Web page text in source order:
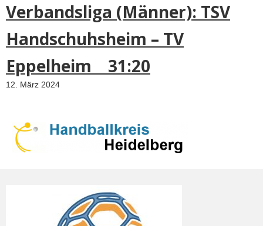
Verbandsliga (Männer): TSV
Handschuhsheim – TV
Eppelheim 31:20
12. März 2024